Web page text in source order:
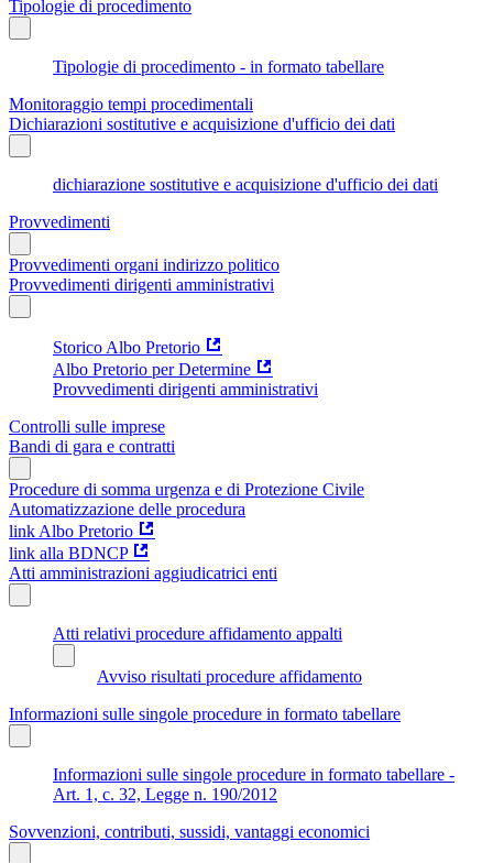
Tipologie di procedimento
Tipologie di procedimento - in formato tabellare
Monitoraggio tempi procedimentali
Dichiarazioni sostitutive e acquisizione d'ufficio dei dati
dichiarazione sostitutive e acquisizione d'ufficio dei dati
Provvedimenti
Provvedimenti organi indirizzo politico
Provvedimenti dirigenti amministrativi
Storico Albo Pretorio
Albo Pretorio per Determine
Provvedimenti dirigenti amministrativi
Controlli sulle imprese
Bandi di gara e contratti
Procedure di somma urgenza e di Protezione Civile
Automatizzazione delle procedura
link Albo Pretorio
link alla BDNCP
Atti amministrazioni aggiudicatrici enti
Atti relativi procedure affidamento appalti
Avviso risultati procedure affidamento
Informazioni sulle singole procedure in formato tabellare
Informazioni sulle singole procedure in formato tabellare -
Art. 1, c. 32, Legge n. 190/2012
Sovvenzioni, contributi, sussidi, vantaggi economici